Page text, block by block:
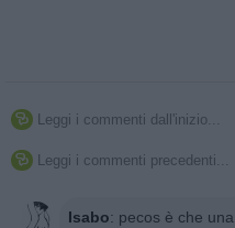
 Leggi i commenti dall'inizio...
 Leggi i commenti precedenti...
Isabo: pecos è che